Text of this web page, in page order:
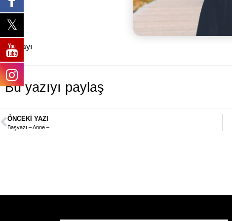
111. Sayı
Bu yazıyı paylaş
ÖNCEKI YAZI
Başyazı – Anne –